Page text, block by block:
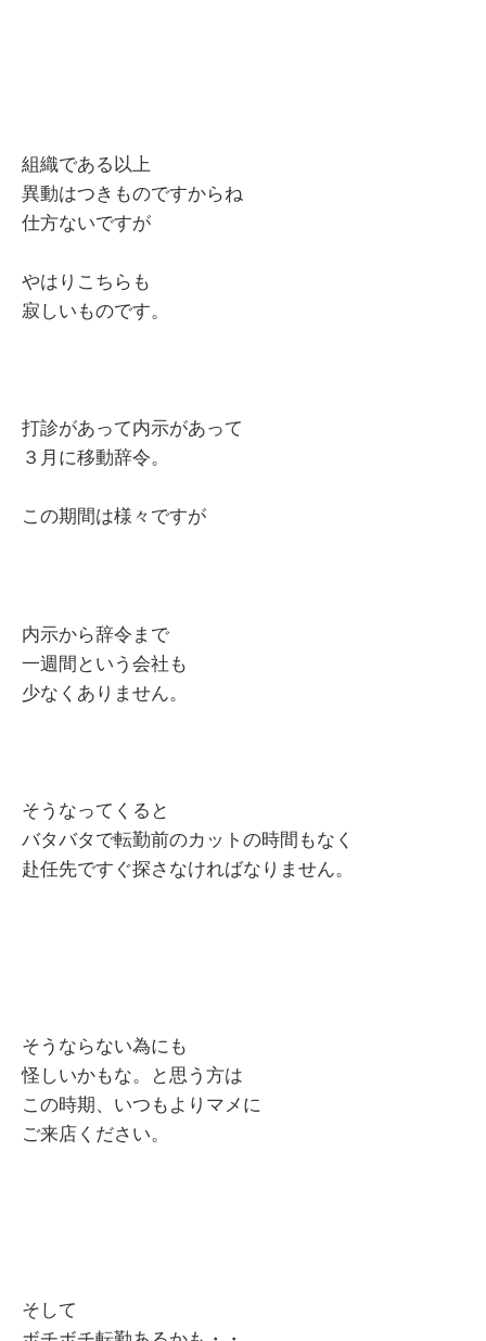
組織である以上
異動はつきものですからね
仕方ないですが
やはりこちらも
寂しいものです。
打診があって内示があって
３月に移動辞令。
この期間は様々ですが
内示から辞令まで
一週間という会社も
少なくありません。
そうなってくると
バタバタで転勤前のカットの時間もなく
赴任先ですぐ探さなければなりません。
そうならない為にも
怪しいかもな。と思う方は
この時期、いつもよりマメに
ご来店ください。
そして